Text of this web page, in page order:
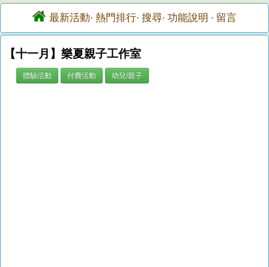
最新活動· 熱門排行· 搜尋· 功能說明 · 留言
【十一月】樂夏親子工作室
體驗活動 付費活動 幼兒/親子